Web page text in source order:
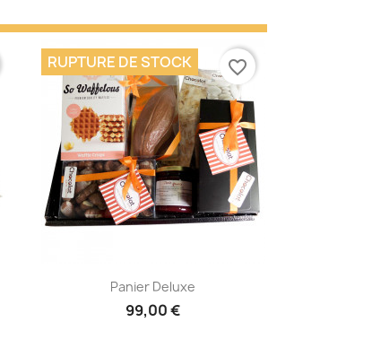
AJOUTER AU PANIER
Panier Deluxe
99,00 €
RUPTURE DE STOCK favorite_border